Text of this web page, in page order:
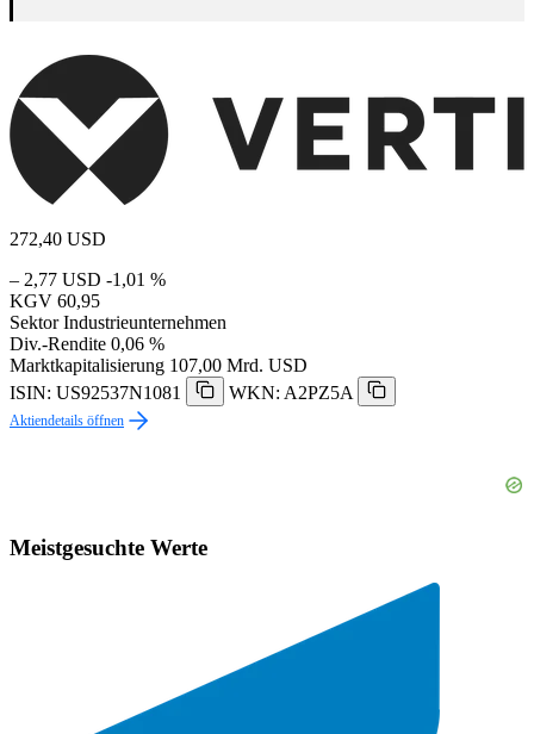
272,40 USD
– 2,77 USD -1,01 %
KGV 60,95
Sektor Industrieunternehmen
Div.-Rendite 0,06 %
Marktkapitalisierung 107,00 Mrd. USD
ISIN: US92537N1081
WKN: A2PZ5A
Aktiendetails öffnen
Meistgesuchte Werte